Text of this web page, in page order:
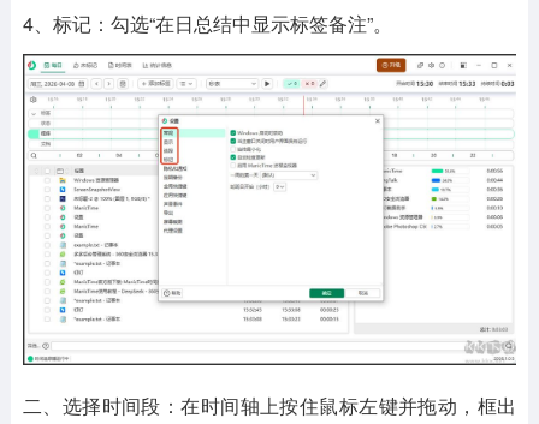
4、标记：勾选“在日总结中显示标签备注”。
二、选择时间段：在时间轴上按住鼠标左键并拖动，框出